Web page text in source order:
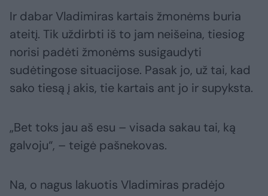
Ir dabar Vladimiras kartais žmonėms buria
ateitį. Tik uždirbti iš to jam neišeina, tiesiog
norisi padėti žmonėms susigaudyti
sudėtingose situacijose. Pasak jo, už tai, kad
sako tiesą į akis, tie kartais ant jo ir supyksta.
„Bet toks jau aš esu – visada sakau tai, ką
galvoju“, – teigė pašnekovas.
Na, o nagus lakuotis Vladimiras pradėjo